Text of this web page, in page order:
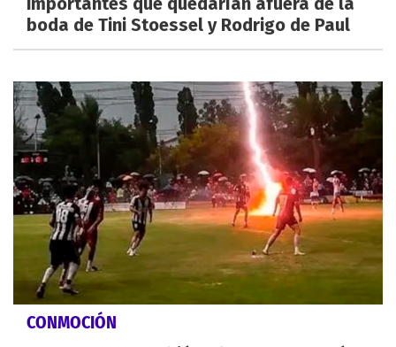
boda de Tini Stoessel y Rodrigo de Paul
CONMOCIÓN